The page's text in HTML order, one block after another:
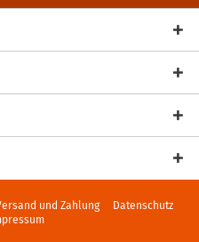
und Zahlung
Datenschutz